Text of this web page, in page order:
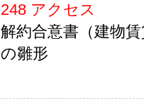
248 アクセス
解約合意書（建物賃
の雛形